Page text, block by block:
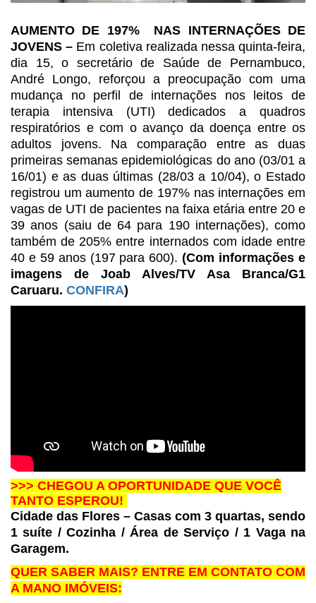
AUMENTO DE 197% NAS INTERNAÇÕES DE
JOVENS – Em coletivarealizada nessa quinta-feira,
dia 15, o secretário de Saúde de Pernambuco,
André Longo, reforçou a preocupação com uma
mudança no perfil de internações nos leitos de
terapia intensiva (UTI) dedicados a quadros
respiratórios e com oavanço da doença entre os
adultos jovens. Na comparação entre as duas
primeiras semanas epidemiológicas do ano (03/01 a
16/01) e as duas últimas (28/03 a 10/04), o Estado
registrou um aumento de 197% nas internações em
vagas de UTI de pacientes na faixa etária entre 20 e
39 anos (saiu de 64 para 190internações), como
também de 205% entre internados com idade entre
40 e 59 anos(197 para 600).(Com informações e
imagens de Joab Alves/TV Asa Branca/G1
Caruaru. CONFIRA)
>>> CHEGOU A OPORTUNIDADE QUE VOCÊ
TANTO ESPEROU!
Cidade das Flores – Casas com 3 quartas, sendo
1 suíte / Cozinha / Área de Serviço / 1 Vaga na
Garagem.
QUER SABER MAIS? ENTRE EM CONTATO COM
A MANO IMÓVEIS: